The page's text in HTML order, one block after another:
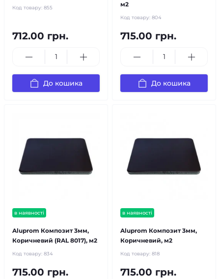
Код товару: 855
712.00 грн.
До кошика
м2
Код товару: 804
715.00 грн.
До кошика
в наявності
Aluprom Композит 3мм,
Коричневий (RAL 8017), м2
Код товару: 834
715.00 грн.
в наявності
Aluprom Композит 3мм,
Коричневий, м2
Код товару: 818
715.00 грн.